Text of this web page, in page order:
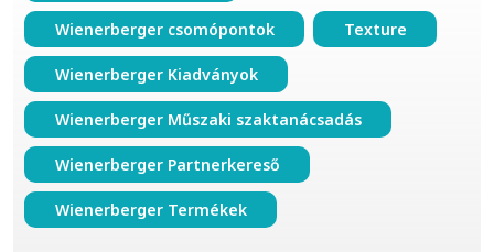
Wienerberger csomópontok Texture
Wienerberger Kiadványok
Wienerberger Műszaki szaktanácsadás
Wienerberger Partnerkereső
Wienerberger Termékek